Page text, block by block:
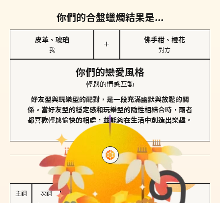
你們的合盤蠟燭結果是...
皮革、琥珀
我
＋
佛手柑、橙花
對方
你們的戀愛風格
輕鬆的情感互動
好友型與玩樂型的配對，是一段充滿幽默與放鬆的關
係。當好友型的穩定感和玩樂型的隨性相結合時，兩者
都喜歡輕鬆愉快的相處，並能夠在生活中創造出樂趣。
對方的主調蠟燭是...
主調 次調